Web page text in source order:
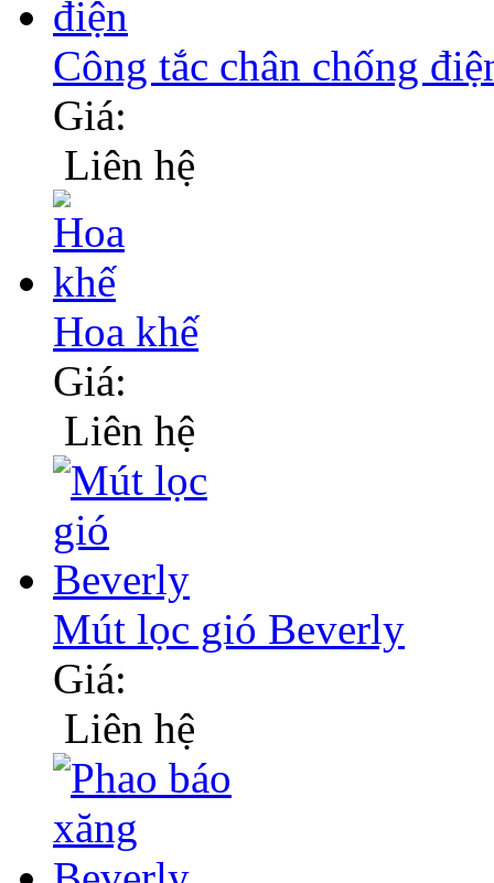
Công tắc chân chống
Giá:
Liên hệ
Hoa khế
Giá:
Liên hệ
Mút lọc gió Beverly
Giá:
Liên hệ